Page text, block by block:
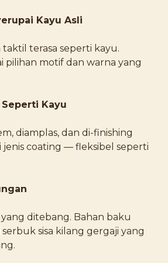
Kayu Asli
taktil terasa seperti kayu.
pilihan motif dan warna yang
Kayu
diamplas, dan di-finishing
coating — fleksibel seperti
ditebang. Bahan baku
sisa kilang gergaji yang